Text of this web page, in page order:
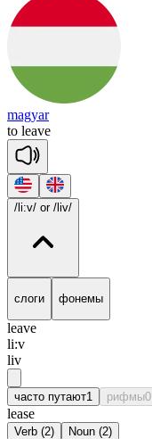
magyar
to leave
/li:v/ or /liv/
слоги фонемы
leave
li:v
liv
часто путают1 рифмы0
lease
Verb (2) Noun (2)